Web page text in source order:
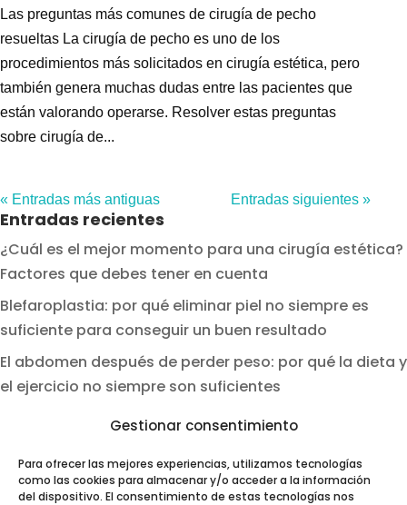
Gestionar consentimiento
Para ofrecer las mejores experiencias, utilizamos tecnologías
como las cookies para almacenar y/o acceder a la información
del dispositivo. El consentimiento de estas tecnologías nos
Las preguntas más comunes de cirugía de pecho
resueltas La cirugía de pecho es uno de los
procedimientos más solicitados en cirugía estética, pero
también genera muchas dudas entre las pacientes que
están valorando operarse. Resolver estas preguntas
sobre cirugía de...
« Entradas más antiguas Entradas siguientes »
Entradas recientes
¿Cuál es el mejor momento para una cirugía estética?
Factores que debes tener en cuenta
Blefaroplastia: por qué eliminar piel no siempre es
suficiente para conseguir un buen resultado
El abdomen después de perder peso: por qué la dieta y
el ejercicio no siempre son suficientes
Artículos
Noticias